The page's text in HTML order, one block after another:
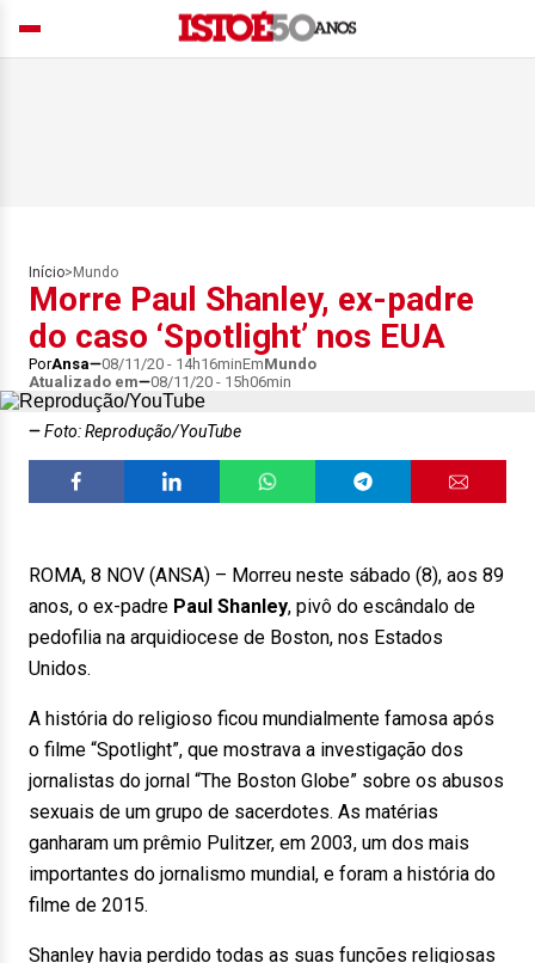
Início> Mundo
Morre Paul Shanley, ex-padre
do caso ‘Spotlight’ nos EUA
PorAnsa 08/11/20 - 14h16minEmMundo
Atualizado em
08/11/20 - 15h06min
Foto: Reprodução/YouTube
ROMA, 8 NOV (ANSA) – Morreu neste sábado (8), aos 89
anos, o ex-padre Paul Shanley, pivô do escândalo de
pedofilia na arquidiocese de Boston, nos Estados
Unidos.
A história do religioso ficou mundialmente famosa após
o filme “Spotlight”, que mostrava a investigação dos
jornalistas do jornal “The Boston Globe” sobre os abusos
sexuais de um grupo de sacerdotes. As matérias
ganharam um prêmio Pulitzer, em 2003, um dos mais
importantes do jornalismo mundial, e foram a história do
filme de 2015.
Shanley havia perdido todas as suas funções religiosas